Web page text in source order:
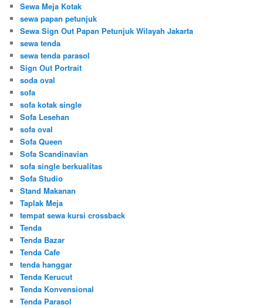
Sewa Meja Kotak
sewa papan petunjuk
Sewa Sign Out Papan Petunjuk Wilayah Jakarta
sewa tenda
sewa tenda parasol
Sign Out Portrait
soda oval
sofa
sofa kotak single
Sofa Lesehan
sofa oval
Sofa Queen
Sofa Scandinavian
sofa single berkualitas
Sofa Studio
Stand Makanan
Taplak Meja
tempat sewa kursi crossback
Tenda
Tenda Bazar
Tenda Cafe
tenda hanggar
Tenda Kerucut
Tenda Konvensional
Tenda Parasol